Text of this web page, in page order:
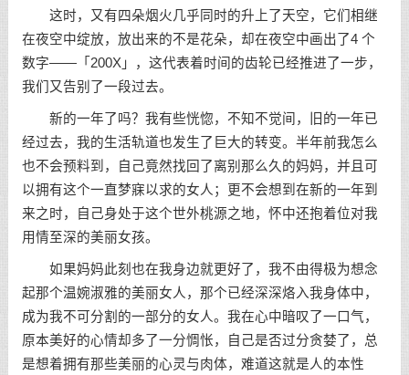
这时，又有四朵烟火几乎同时的升上了天空，它们相继
在夜空中绽放，放出来的不是花朵，却在夜空中画出了4 个
数字——「200X」，这代表着时间的齿轮已经推进了一步，
我们又告别了一段过去。
新的一年了吗？我有些恍惚，不知不觉间，旧的一年已
经过去，我的生活轨道也发生了巨大的转变。半年前我怎么
也不会预料到，自己竟然找回了离别那么久的妈妈，并且可
以拥有这个一直梦寐以求的女人；更不会想到在新的一年到
来之时，自己身处于这个世外桃源之地，怀中还抱着位对我
用情至深的美丽女孩。
如果妈妈此刻也在我身边就更好了，我不由得极为想念
起那个温婉淑雅的美丽女人，那个已经深深烙入我身体中，
成为我不可分割的一部分的女人。我在心中暗叹了一口气，
原本美好的心情却多了一分惆怅，自己是否过分贪婪了，总
是想着拥有那些美丽的心灵与肉体，难道这就是人的本性